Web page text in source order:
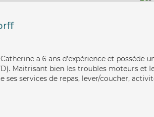
a 6 ans d'expérience et possède
Maitrisant bien les troubles moteurs et
services de repas, lever/coucher,